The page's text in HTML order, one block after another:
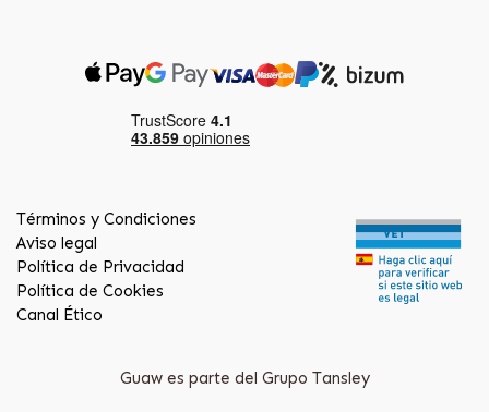
Términos y Condiciones
Aviso legal
Política de Privacidad
Política de Cookies
Canal Ético
Guaw es parte del Grupo Tansley